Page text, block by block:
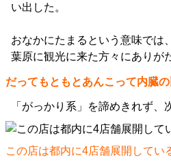
い出した。
おなかにたまるという意味では
葉原に観光に来た方々にありが
だってもともとあんこって内臓
「がっかり系」を諦めきれず、
この店は都内に4店舗展開してい